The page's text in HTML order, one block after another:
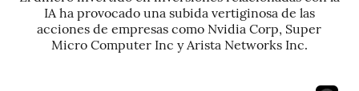
IA ha provocado una subida vertiginosa de las
acciones de empresas como Nvidia Corp, Super
Micro Computer Inc y Arista Networks Inc.